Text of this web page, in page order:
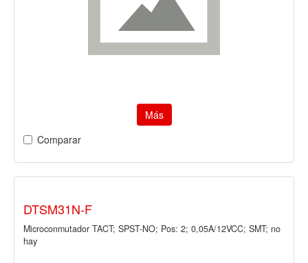
Más
Comparar
DTSM31N-F
Microconmutador TACT; SPST-NO; Pos: 2; 0,05A/12VCC; SMT; no
hay